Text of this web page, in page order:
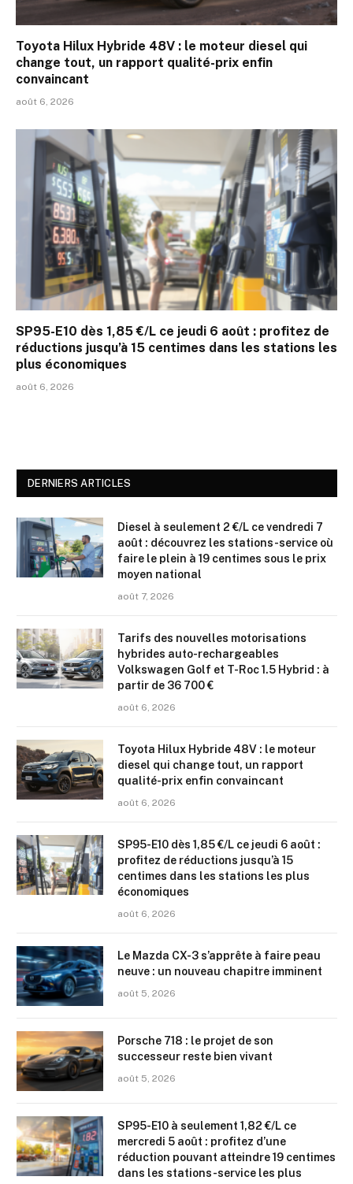
Toyota Hilux Hybride 48V : le moteur diesel qui
change tout, un rapport qualité-prix enfin
convaincant
août 6, 2026
SP95-E10 dès 1,85 €/L ce jeudi 6 août : profitez de
réductions jusqu’à 15 centimes dans les stations les
plus économiques
août 6, 2026
DERNIERS ARTICLES
Diesel à seulement 2 €/L ce vendredi 7
août : découvrez les stations-service où
faire le plein à 19 centimes sous le prix
moyen national
août 7, 2026
Tarifs des nouvelles motorisations
hybrides auto-rechargeables
Volkswagen Golf et T-Roc 1.5 Hybrid : à
partir de 36 700 €
août 6, 2026
Toyota Hilux Hybride 48V : le moteur
diesel qui change tout, un rapport
qualité-prix enfin convaincant
août 6, 2026
SP95-E10 dès 1,85 €/L ce jeudi 6 août :
profitez de réductions jusqu’à 15
centimes dans les stations les plus
économiques
août 6, 2026
Le Mazda CX-3 s’apprête à faire peau
neuve : un nouveau chapitre imminent
août 5, 2026
Porsche 718 : le projet de son
successeur reste bien vivant
août 5, 2026
SP95-E10 à seulement 1,82 €/L ce
mercredi 5 août : profitez d’une
réduction pouvant atteindre 19 centimes
dans les stations-service les plus